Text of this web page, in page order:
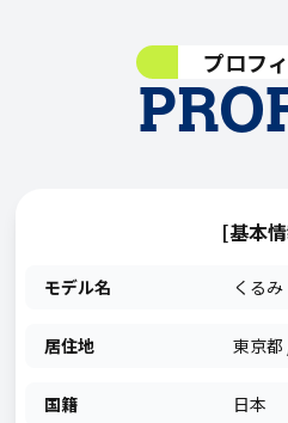
プロフ
[基本
モデル名 くるみ
居住地 東京都
国籍 日本